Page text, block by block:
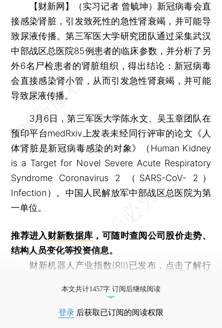
【财新网】（实习记者 曾毓坤） 新冠病毒会直
接感染肾脏，引发致死性的急性肾衰竭，并可能导
致尿液传播。第三军医大学研究团队通过采集武汉
中部战区总医院85例患者的临床参数，并分析了另
外6名尸检患者的肾脏组织，得出结论：新冠病毒
会直接感染肾小管，从而引发急性肾衰竭，并可能
导致尿液传播。
3月6日，第三军医大学陈永文、吴玉章团队在
预印平台medRxiv上发表未经同行评审的论文《人
体肾脏是新冠病毒感染的对象》（Human Kidney
is a Target for Novel Severe Acute Respiratory
Syndrome Coronavirus 2 （SARS-CoV- 2）
Infection）。中国人民解放军中部战区总医院为第
一单位。
推荐进入财新数据库 ，可随时查阅公司股价走势、
结构人员变化等投资信息。
财新机器人产业指数(RII)已发布， 点击了解行
本文共计1457字 订阅后继续阅读
登录 后获取已订阅的阅读权限